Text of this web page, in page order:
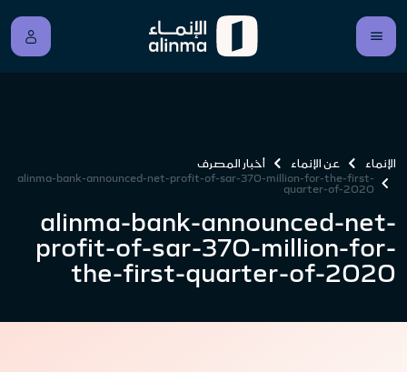
الإنماء عن الإنماء
أخبار المصرف
alinma-bank-announced-net-profit-of-sar-370-million-for-the-first-
quarter-of-2020
alinma-bank-announced-net-
profit-of-sar-370-million-for-
the-first-quarter-of-2020